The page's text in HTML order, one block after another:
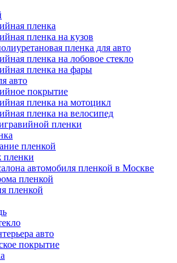
пленка
пленка на кузов
пленка для авто
пленка на лобовое стекло
пленка на фары
авто
покрытие
пленка на мотоцикл
пленка на велосипед
пленки
пленкой
пленки
автомобиля пленкой в Москве
пленкой
пленкой
авто
покрытие